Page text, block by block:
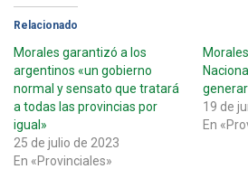
Relacionado
Morales garantizó a los
argentinos «un gobierno
normal y sensato que tratará
a todas las provincias por
igual»
25 de julio de 2023
En «Provinciales»
19 de
En